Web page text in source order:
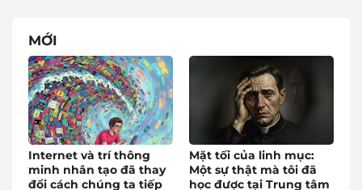
MỚI
Internet và trí thông
minh nhân tạo đã thay
đổi cách chúng ta tiếp
Mặt tối của linh mục:
Một sự thật mà tôi đã
học được tại Trung tâm